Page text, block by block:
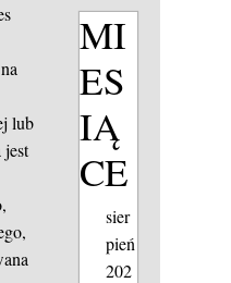
lub
jest
MI
ES
IĄ
CE
sier
pień
202